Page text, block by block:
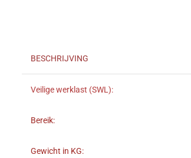
BESCHRIJVING
Veilige werklast (SWL):
Bereik:
Gewicht in KG: